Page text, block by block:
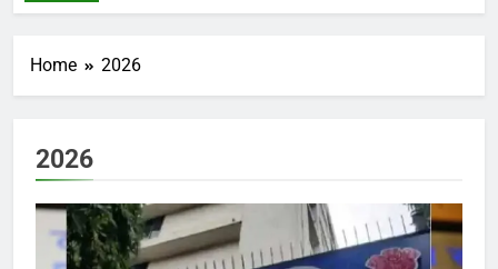
Home 2026
2026